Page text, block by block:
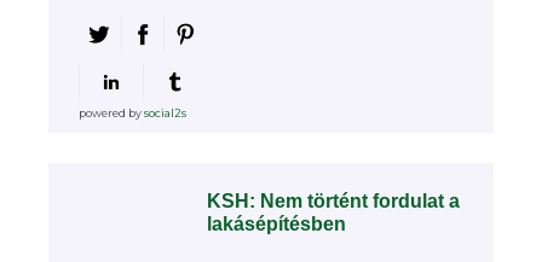
powered bysocial2s
KSH: Nem történt fordulat a
lakásépítésben